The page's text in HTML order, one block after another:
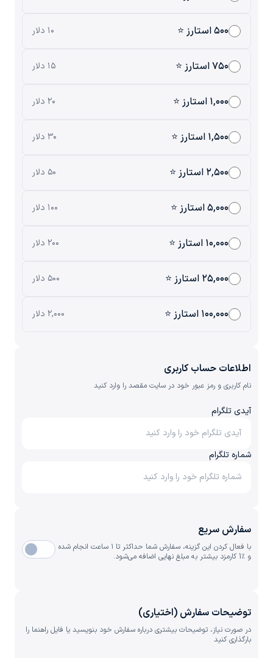
۵۰۰ استارز ⭐ ۱۰ دلار
۷۵۰ استارز ⭐ ۱۵ دلار
۱,۰۰۰ استارز ⭐ ۲۰ دلار
۱,۵۰۰ استارز ⭐ ۳۰ دلار
۲,۵۰۰ استارز ⭐ ۵۰ دلار
۵,۰۰۰ استارز ⭐ ۱۰۰ دلار
۱۰,۰۰۰ استارز ⭐ ۲۰۰ دلار
۲۵,۰۰۰ استارز ⭐ ۵۰۰ دلار
۱۰۰,۰۰۰ استارز ⭐ ۲,۰۰۰ دلار
اطلاعات حساب کاربری
نام کاربری و رمز عبور خود در سایت مقصد را وارد کنید
آیدی تلگرام
شماره تلگرام
سفارش سریع
با فعال کردن این گزینه، سفارش شما حداکثر تا ۱ ساعت انجام شده
و ٪1 کارمزد بیشتر به مبلغ نهایی اضافه می‌شود.
توضیحات سفارش (اختیاری)
در صورت نیاز، توضیحات بیشتری درباره سفارش خود بنویسید یا فایل راهنما را
بارگذاری کنید